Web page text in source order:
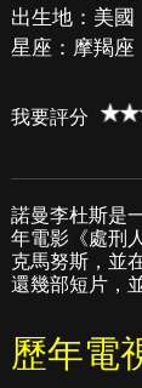
出生地：美國
星座：摩羯座
我要評分
諾曼李杜斯是
年電影《處刑
克馬努斯，並
還幾部短片，
歷年電